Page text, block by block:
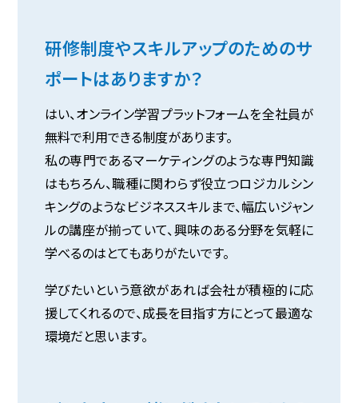
研修制度やスキルアップのためのサ
ポートはありますか？
はい、オンライン学習プラットフォームを全社員が
無料で利用できる制度があります。
私の専門であるマーケティングのような専門知識
はもちろん、職種に関わらず役立つロジカルシン
キングのようなビジネススキルまで、幅広いジャン
ルの講座が揃っていて、興味のある分野を気軽に
学べるのはとてもありがたいです。
学びたいという意欲があれば会社が積極的に応
援してくれるので、成長を目指す方にとって最適な
環境だと思います。